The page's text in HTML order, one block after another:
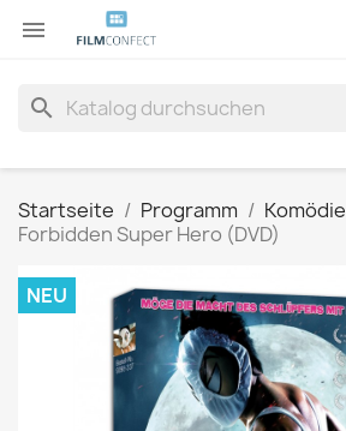

search
Startseite Programm Komödie
Forbidden Super Hero (DVD)
NEU